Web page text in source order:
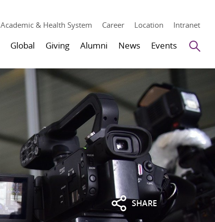
Academic & Health System Career Location Intranet
Global Giving Alumni News Events
SHARE